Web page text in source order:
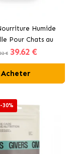
Humide
Pour Chats au
et Légumes
€ 39.62 €
Acheter
30%